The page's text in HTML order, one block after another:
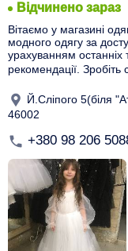
Відчинено зараз
Вітаємо у магазині
модного одягу за
урахуванням останніх
рекомендації.
Й.Сліпого 5(біля
46002
+380 98 206